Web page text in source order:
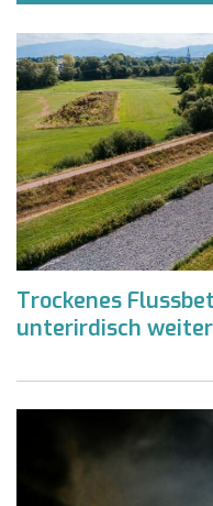
Trockenes
unterirdisch weiter